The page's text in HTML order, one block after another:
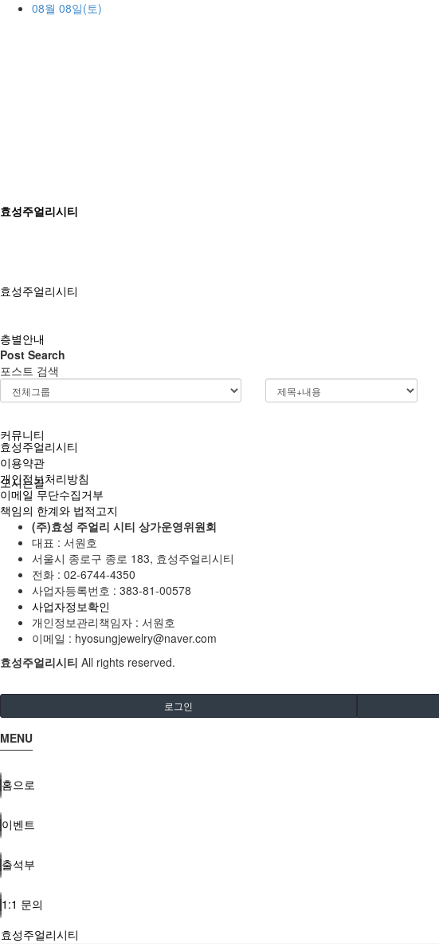
08월 08일(토)
효성주얼리시티
효성주얼리시티
층별안내
고객후기
커뮤니티
오시는길
Post Search
포스트 검색
효성주얼리시티
이용약관
개인정보처리방침
이메일 무단수집거부
책임의 한계와 법적고지
(주)효성 주얼리 시티 상가운영위원회
대표 : 서원호
서울시 종로구 종로 183, 효성주얼리시티
전화 : 02-6744-4350
사업자등록번호 : 383-81-00578
사업자정보확인
개인정보관리책임자 : 서원호
이메일 : hyosungjewelry@naver.com
효성주얼리시티 All rights reserved.
로그인
MENU
홈으로
이벤트
출석부
1:1 문의
효성주얼리시티